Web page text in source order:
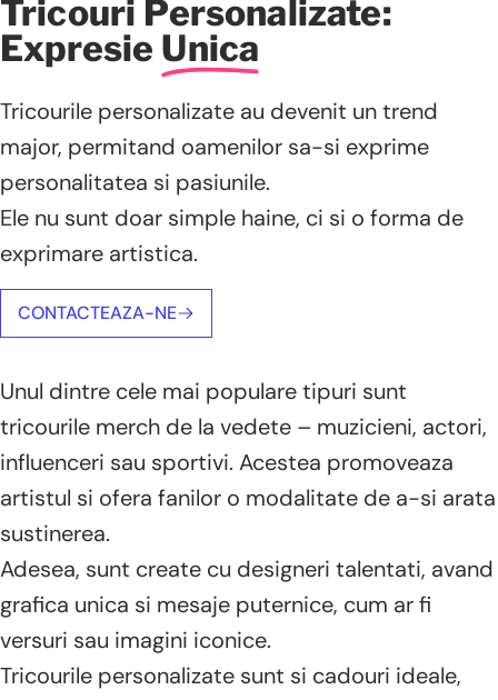
Tricouri Personalizate:
Expresie Unica
Tricourile personalizate au devenit un trend
major, permitand oamenilor sa-si exprime
personalitatea si pasiunile.
Ele nu sunt doar simple haine, ci si o forma de
exprimare artistica.
CONTACTEAZA-NE
Unul dintre cele mai populare tipuri sunt
tricourile merch de la vedete – muzicieni, actori,
influenceri sau sportivi. Acestea promoveaza
artistul si ofera fanilor o modalitate de a-si arata
sustinerea.
Adesea, sunt create cu designeri talentati, avand
grafica unica si mesaje puternice, cum ar fi
versuri sau imagini iconice.
Tricourile personalizate sunt si cadouri ideale,